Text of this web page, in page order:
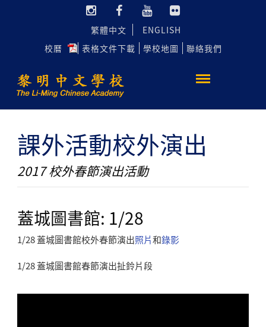
繁體中文
ENGLISH
校曆
表格文件下載 學校地圖 聯絡我們
課外活動校外演出
2017 校外春節演出活動
蓋城圖書館: 1/28
1/28 蓋城圖書館校外春節演出照片和錄影
1/28 蓋城圖書館春節演出扯鈴片段